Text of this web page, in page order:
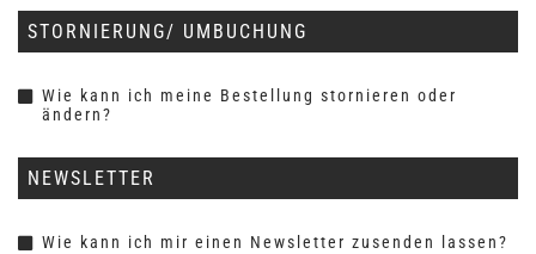
STORNIERUNG/ UMBUCHUNG
Wie kann ich meine Bestellung stornieren oder
ändern?
NEWSLETTER
Wie kann ich mir einen Newsletter zusenden lassen?